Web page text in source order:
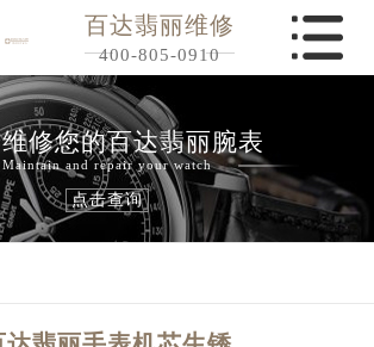
百达翡丽维修
400-805-0910
修您的百达翡丽腕表
Maintain and repair your watch
点击查询